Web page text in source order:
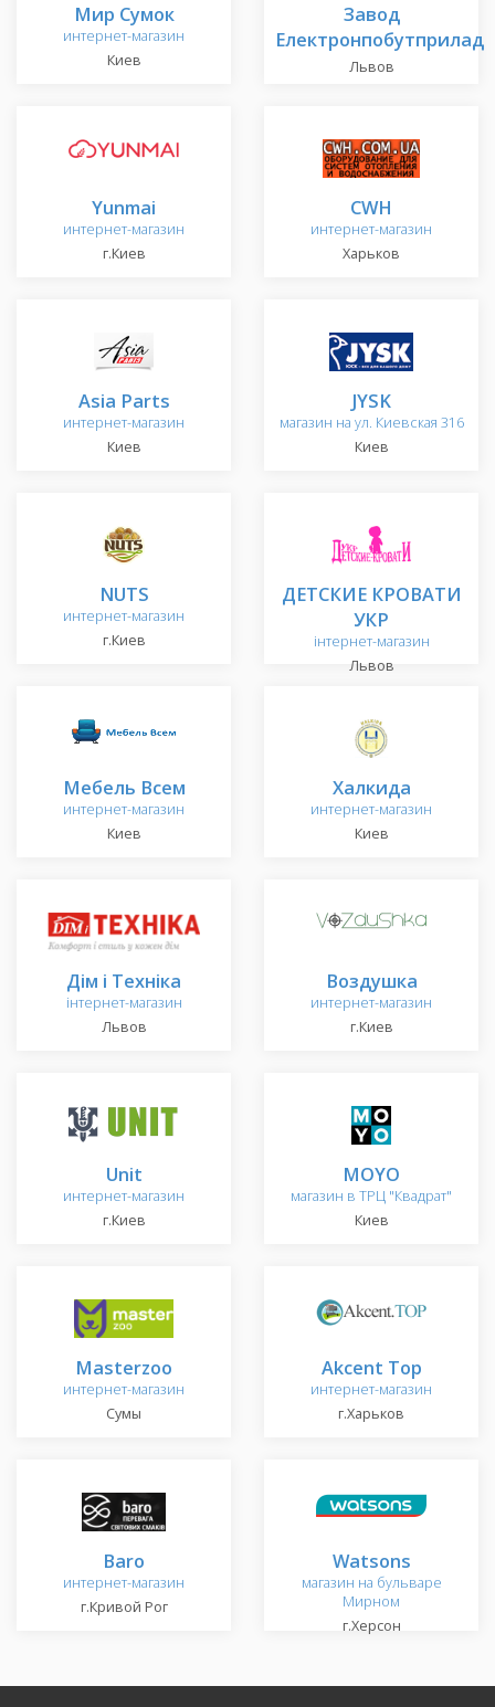
Мир Сумок
интернет-магазин
Киев
Завод
Електронпобутприлад
Львов
Yunmai
интернет-магазин
г.Киев
CWH
интернет-магазин
Харьков
Asia Parts
интернет-магазин
Киев
JYSK
магазин на ул. Киевская 316
Киев
NUTS
интернет-магазин
г.Киев
ДЕТСКИЕ КРОВАТИ
УКР
інтернет-магазин
Львов
Мебель Всем
интернет-магазин
Киев
Халкида
интернет-магазин
Киев
Дім і Техніка
інтернет-магазин
Львов
Воздушка
интернет-магазин
г.Киев
Unit
интернет-магазин
г.Киев
MOYO
магазин в ТРЦ "Квадрат"
Киев
Masterzoo
интернет-магазин
Сумы
Akcent Top
интернет-магазин
г.Харьков
Baro
интернет-магазин
г.Кривой Рог
Watsons
магазин на бульваре
Мирном
г.Херсон